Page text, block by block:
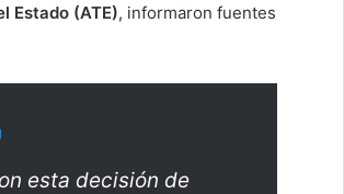
Estado (ATE), informaron fuentes
esta decisión de